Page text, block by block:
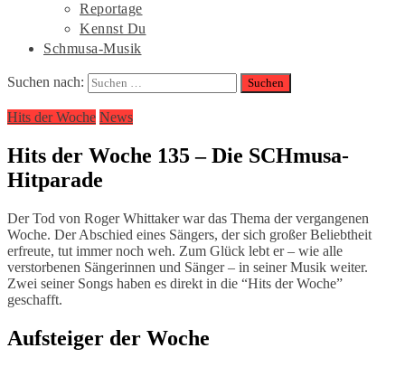
Reportage
Kennst Du
Schmusa-Musik
Suchen nach:
Hits der Woche News
Hits der Woche 135 – Die SCHmusa-
Hitparade
Der Tod von Roger Whittaker war das Thema der vergangenen
Woche. Der Abschied eines Sängers, der sich großer Beliebtheit
erfreute, tut immer noch weh. Zum Glück lebt er – wie alle
verstorbenen Sängerinnen und Sänger – in seiner Musik weiter.
Zwei seiner Songs haben es direkt in die “Hits der Woche”
geschafft.
Aufsteiger der Woche